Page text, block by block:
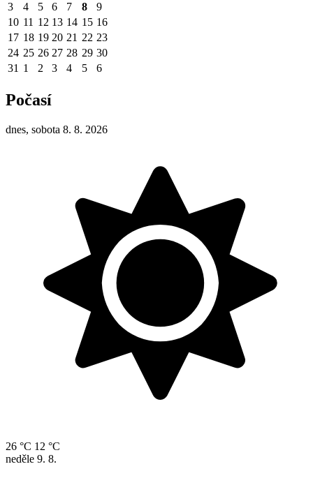
3 4 5 6 7 8
9
10 11 12 13 14 15 16
17 18 19 20 21 22 23
24 25 26 27 28 29 30
31 1 2 3 4 5 6
Počasí
dnes, sobota 8. 8. 2026
26 °C 12 °C
neděle 9. 8.